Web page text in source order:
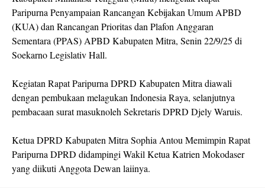
Paripurna Penyampaian Rancangan Kebijakan Umum APBD
(KUA) dan Rancangan Prioritas dan Plafon Anggaran
Sementara (PPAS) APBD Kabupaten Mitra, Senin 22/9/25 di
Soekarno Legislativ Hall.
Kegiatan Rapat Paripurna DPRD Kabupaten Mitra diawali
dengan pembukaan melagukan Indonesia Raya, selanjutnya
pembacaan surat masuknoleh Sekretaris DPRD Djely Waruis.
Ketua DPRD Kabupaten Mitra Sophia Antou Memimpin Rapat
Paripurna DPRD didampingi Wakil Ketua Katrien Mokodaser
yang diikuti Anggota Dewan laiinya.